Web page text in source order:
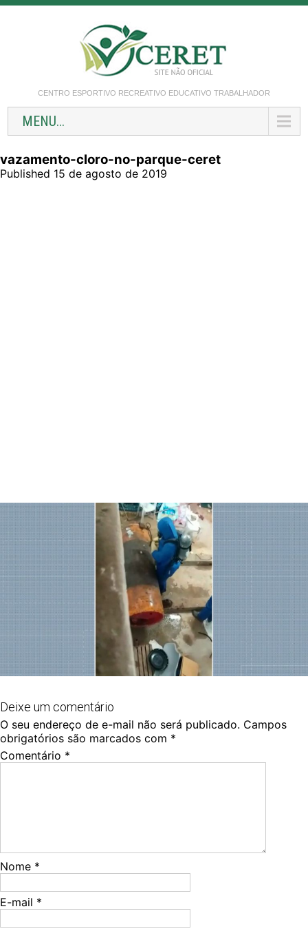
CENTRO ESPORTIVO RECREATIVO EDUCATIVO TRABALHADOR
MENU...
vazamento-cloro-no-parque-ceret
Published 15 de agosto de 2019
Deixe um comentário
O seu endereço de e-mail não será publicado. Campos
obrigatórios são marcados com *
Comentário *
Nome *
E-mail *